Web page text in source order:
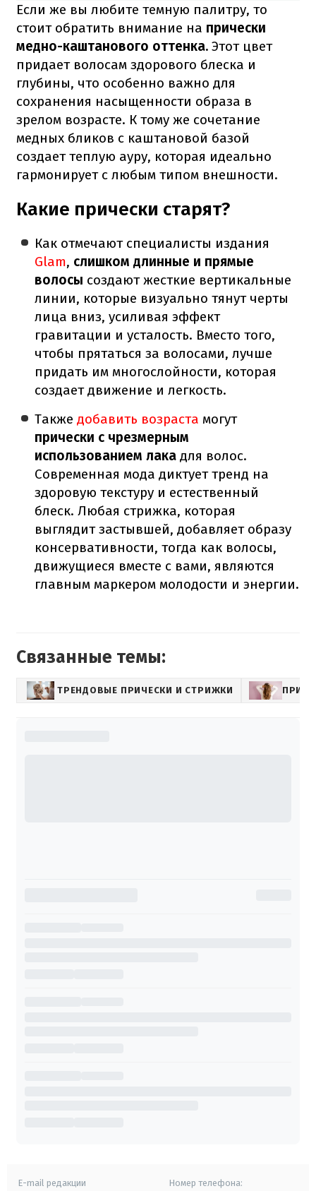
Если же вы любите темную палитру, то
стоит обратить внимание на прически
медно-каштанового оттенка. Этот цвет
придает волосам здорового блеска и
глубины, что особенно важно для
сохранения насыщенности образа в
зрелом возрасте. К тому же сочетание
медных бликов с каштановой базой
создает теплую ауру, которая идеально
гармонирует с любым типом внешности.
Какие прически старят?
Как отмечают специалисты издания
Glam, слишком длинные и прямые
волосы создают жесткие вертикальные
линии, которые визуально тянут черты
лица вниз, усиливая эффект
гравитации и усталость. Вместо того,
чтобы прятаться за волосами, лучше
придать им многослойности, которая
создает движение и легкость.
Такжедобавить возраста могут
прически с чрезмерным
использованием лакадля волос.
Современная мода диктует тренд на
здоровую текстуру и естественный
блеск. Любая стрижка, которая
выглядит застывшей, добавляет образу
консервативности, тогда как волосы,
движущиеся вместе с вами, являются
главным маркером молодости и энергии.
Связанные темы:
ТРЕНДОВЫЕ ПРИЧЕСКИ И СТРИЖКИ
E-mail редакции Номер телефона: